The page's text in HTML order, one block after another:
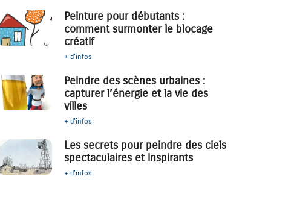
Peinture pour débutants :
comment surmonter le blocage
créatif
+ d'infos
Peindre des scènes urbaines :
capturer l’énergie et la vie des
villes
+ d'infos
Les secrets pour peindre des ciels
spectaculaires et inspirants
+ d'infos